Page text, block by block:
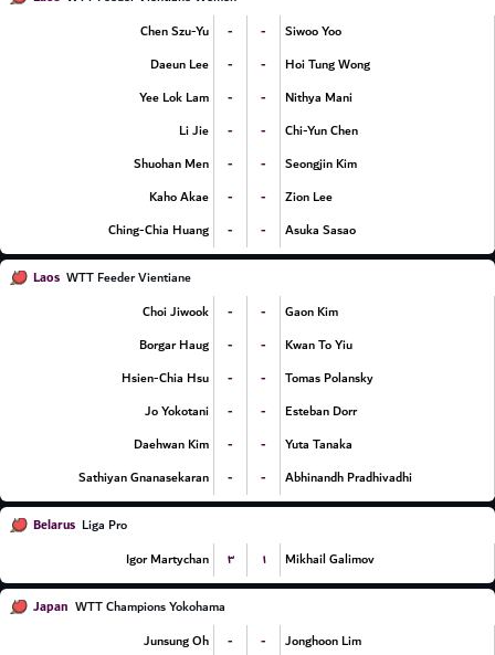
Chen Szu-Yu
- -
Siwoo Yoo
Daeun Lee
- -
Hoi Tung Wong
Yee Lok Lam
- -
Nithya Mani
Li Jie
- -
Chi-Yun Chen
Shuohan Men
- -
Seongjin Kim
Kaho Akae
- -
Zion Lee
Ching-Chia Huang
- - Asuka Sasao
Laos WTT Feeder Vientiane
Choi Jiwook
- -
Gaon Kim
Borgar Haug
- -
Kwan To Yiu
Hsien-Chia Hsu
- -
Tomas Polansky
Jo Yokotani
- -
Esteban Dorr
Daehwan Kim
- -
Yuta Tanaka
Sathiyan Gnanasekaran
- - Abhinandh Pradhivadhi
Belarus Liga Pro
Igor Martychan
۳ ۱ Mikhail Galimov
Japan WTT Champions Yokohama
Junsung Oh
- -
Jonghoon Lim